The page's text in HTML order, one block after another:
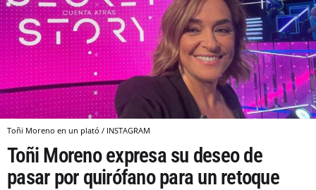
Toñi Moreno en un plató / INSTAGRAM
Toñi Moreno expresa su deseo de
pasar por quirófano para un retoque